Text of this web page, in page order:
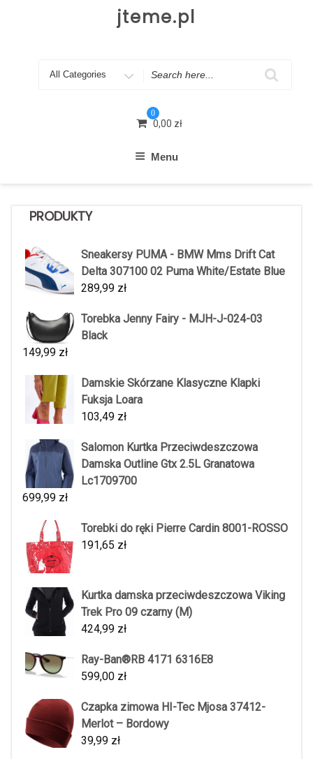
jteme.pl
Search
0
0,00 zł
Menu
PRODUKTY
Sneakersy PUMA - BMW Mms Drift Cat
Delta 307100 02 Puma White/Estate Blue
289,99 zł
Torebka Jenny Fairy - MJH-J-024-03
Black
149,99 zł
Damskie Skórzane Klasyczne Klapki
Fuksja Loara
103,49 zł
Salomon Kurtka Przeciwdeszczowa
Damska Outline Gtx 2.5L Granatowa
Lc1709700
699,99 zł
Torebki do ręki Pierre Cardin 8001-ROSSO
191,65 zł
Kurtka damska przeciwdeszczowa Viking
Trek Pro 09 czarny (M)
424,99 zł
Ray-Ban®RB 4171 6316E8
599,00 zł
Czapka zimowa HI-Tec Mjosa 37412-
Merlot – Bordowy
39,99 zł